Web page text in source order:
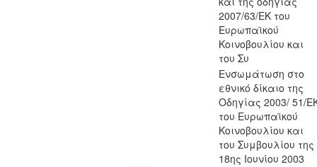
2007/63/ΕΚ του
Ευρωπαϊκού
Κοινοβουλίου και
του Συ
Ενσωμάτωση στο
εθνικό δίκαιο της
Οδηγίας 2003/ 51/
του Ευρωπαϊκού
Κοινοβουλίου και
του Συμβουλίου της
18ης Ιουνίου 2003